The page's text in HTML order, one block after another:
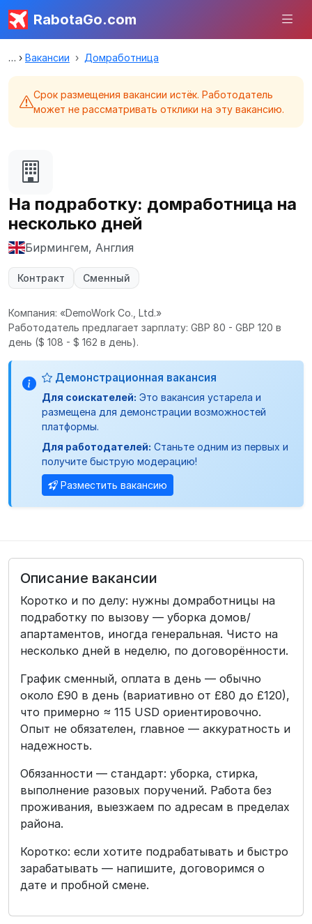
RabotaGo.com
Вакансии Домработница
Срок размещения вакансии истёк. Работодатель
может не рассматривать отклики на эту вакансию.
На подработку: домработница на
несколько дней
Бирмингем, Англия
Контракт Сменный
Компания: «DemoWork Co., Ltd.»
Работодатель предлагает зарплату: GBP 80 - GBP 120 в
день ($ 108 - $ 162 в день).
Демонстрационная вакансия
Для соискателей: Это вакансия устарела и
размещена для демонстрации возможностей
платформы.
Для работодателей: Станьте одним из первых и
получите быструю модерацию!
Разместить вакансию
Описание вакансии
Коротко и по делу: нужны домработницы на
подработку по вызову — уборка домов/
апартаментов, иногда генеральная. Чисто на
несколько дней в неделю, по договорённости.
График сменный, оплата в день — обычно
около £90 в день (вариативно от £80 до £120),
что примерно ≈ 115 USD ориентировочно.
Опыт не обязателен, главное — аккуратность и
надежность.
Обязанности — стандарт: уборка, стирка,
выполнение разовых поручений. Работа без
проживания, выезжаем по адресам в пределах
района.
Коротко: если хотите подрабатывать и быстро
зарабатывать — напишите, договоримся о
дате и пробной смене.